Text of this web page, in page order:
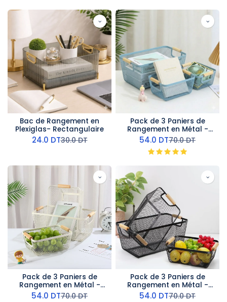
Bac de Rangement en
Plexiglas- Rectangulaire
24.0 DT30.0DT
Pack de 3 Paniers de
Rangement en Métal -
Bleu
54.0 DT70.0DT
Pack de 3 Paniers de
Rangement en Métal -
Beige
54.0 DT70.0DT
Pack de 3 Paniers de
Rangement en Métal -
Noir
54.0 DT70.0DT